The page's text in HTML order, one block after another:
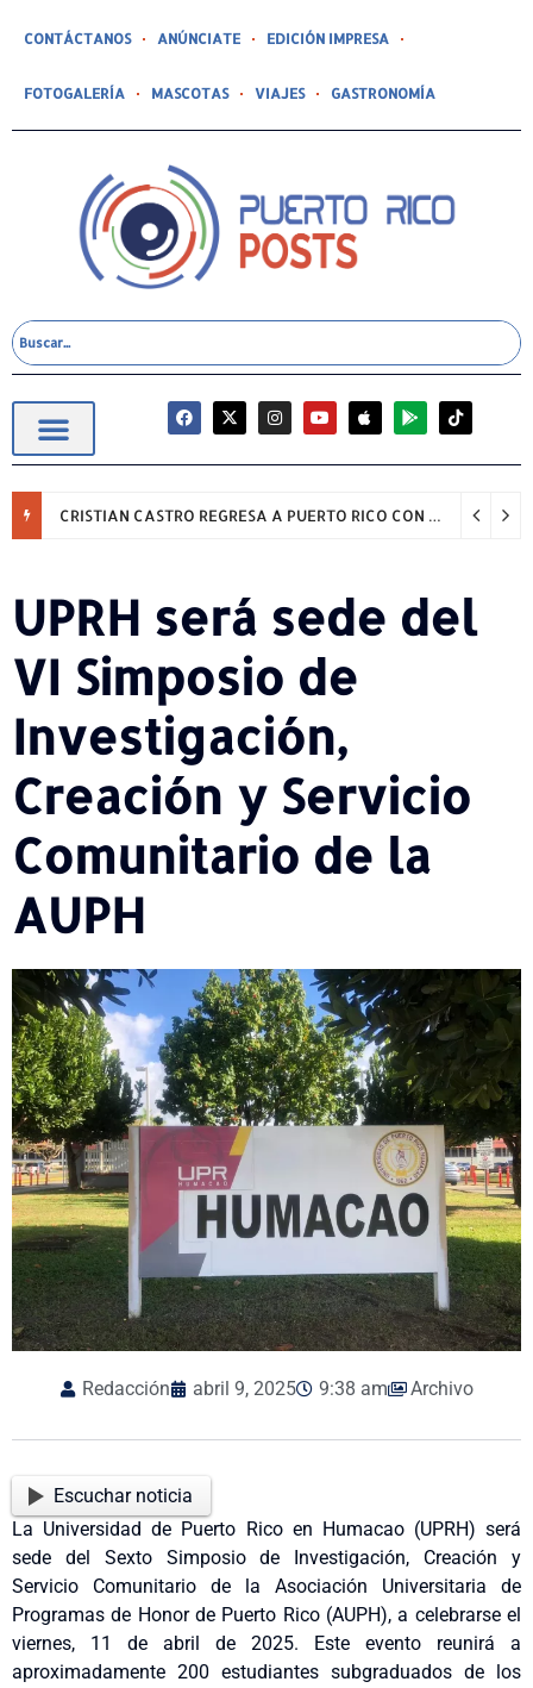
CONTÁCTANOS ANÚNCIATE EDICIÓN IMPRESA
FOTOGALERÍA MASCOTAS VIAJES GASTRONOMÍA
CRISTIAN CASTRO REGRESA A PUERTO RICO CON SU GIRA “NADA, SOLO ÉXITOS”
UPRH será sede del
VI Simposio de
Investigación,
Creación y Servicio
Comunitario de la
AUPH
Redacción abril 9, 2025 9:38 am Archivo
Escuchar noticia
La Universidad de Puerto Rico en Humacao (UPRH) será
sede del Sexto Simposio de Investigación, Creación y
Servicio Comunitario de la Asociación Universitaria de
Programas de Honor de Puerto Rico (AUPH), a celebrarse el
viernes, 11 de abril de 2025. Este evento reunirá a
aproximadamente 200 estudiantes subgraduados de los